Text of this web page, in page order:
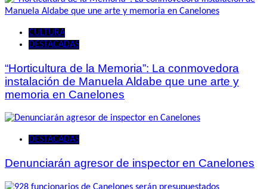
CULTURA
DESTACADAS
“Horticultura de la Memoria”: La conmovedora
instalación de Manuela Aldabe que une arte y
memoria en Canelones
DESTACADAS
Denunciarán agresor de inspector en Canelones